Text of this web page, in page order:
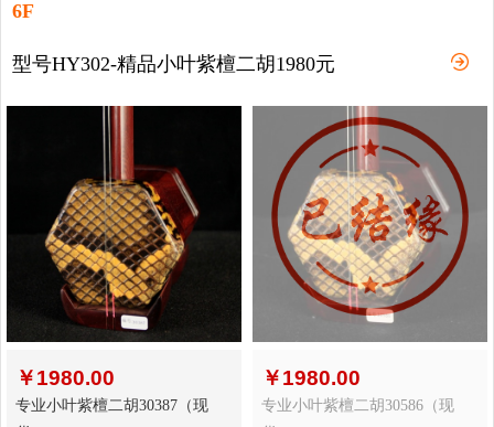
6F
型号HY302-精品小叶紫檀二胡1980元
￥1980.00
专业小叶紫檀二胡30387（现
￥1980.00
专业小叶紫檀二胡30586（现